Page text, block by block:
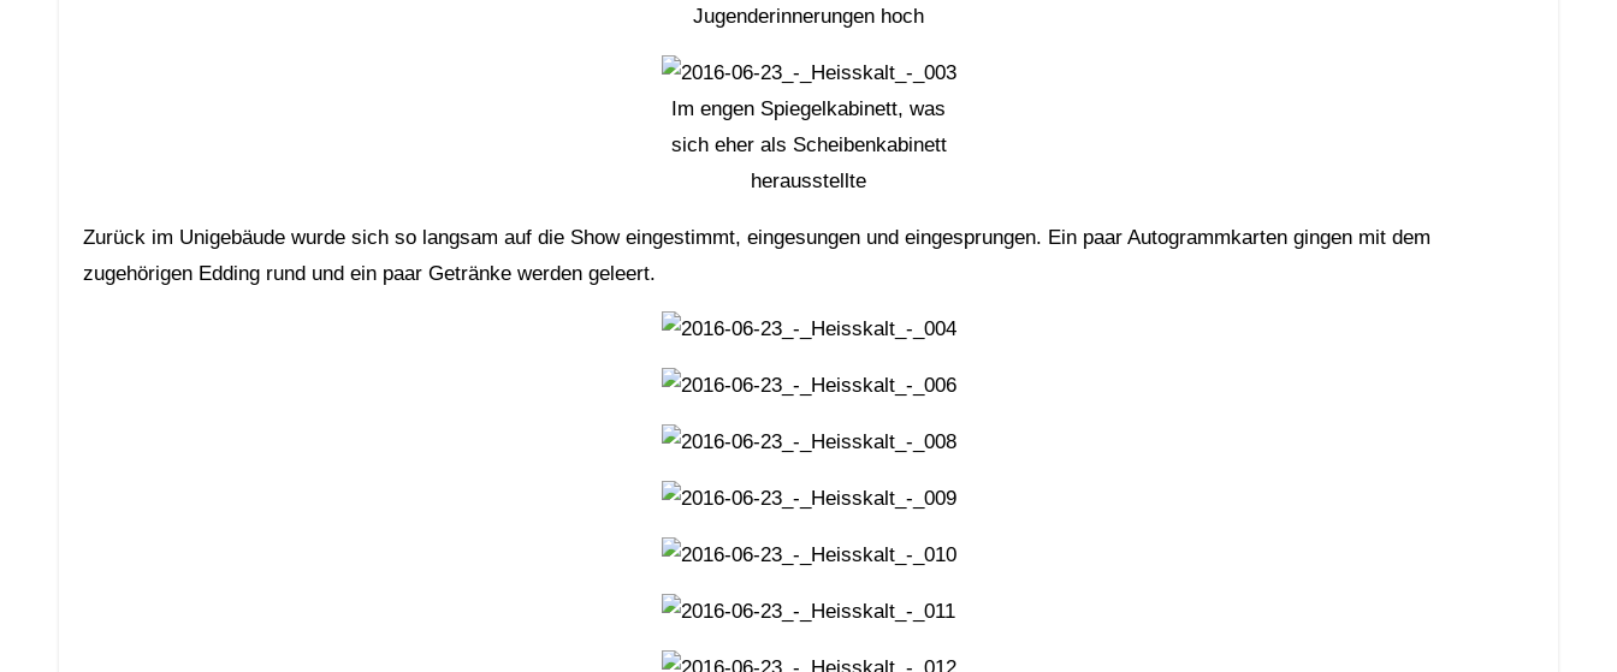
Jugenderinnerungen hoch
Im engen Spiegelkabinett, was
sich eher als Scheibenkabinett
herausstellte
Zurück im Unigebäude wurde sich so langsam auf die Show eingestimmt, eingesungen und eingesprungen. Ein paar Autogrammkarten gingen mit dem
zugehörigen Edding rund und ein paar Getränke werden geleert.